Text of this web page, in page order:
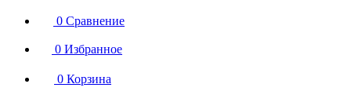
0 Сравнение
0 Избранное
0 Корзина